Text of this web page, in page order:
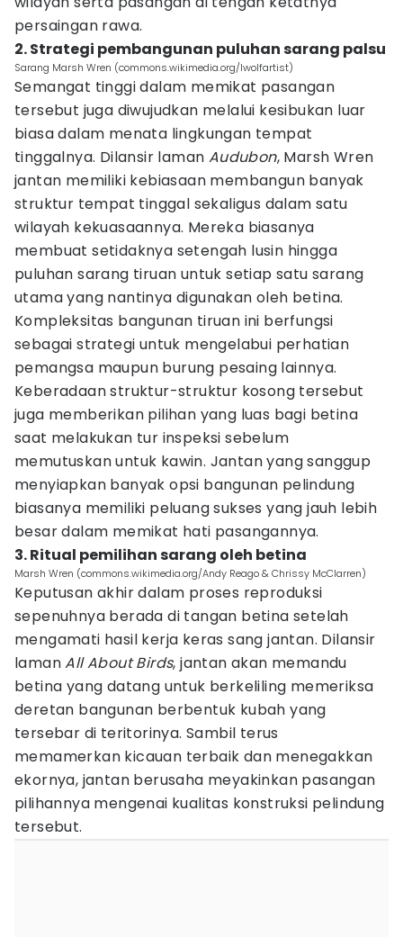
persaingan rawa.
2. Strategi pembangunan puluhan sarang palsu
Sarang Marsh Wren (commons.wikimedia.org/lwolfartist)
Semangat tinggi dalam memikat pasangan
tersebut juga diwujudkan melalui kesibukan luar
biasa dalam menata lingkungan tempat
tinggalnya. Dilansir laman Audubon, Marsh Wren
jantan memiliki kebiasaan membangun banyak
struktur tempat tinggal sekaligus dalam satu
wilayah kekuasaannya. Mereka biasanya
membuat setidaknya setengah lusin hingga
puluhan sarang tiruan untuk setiap satu sarang
utama yang nantinya digunakan oleh betina.
Kompleksitas bangunan tiruan ini berfungsi
sebagai strategi untuk mengelabui perhatian
pemangsa maupun burung pesaing lainnya.
Keberadaan struktur-struktur kosong tersebut
juga memberikan pilihan yang luas bagi betina
saat melakukan tur inspeksi sebelum
memutuskan untuk kawin. Jantan yang sanggup
menyiapkan banyak opsi bangunan pelindung
biasanya memiliki peluang sukses yang jauh lebih
besar dalam memikat hati pasangannya.
3. Ritual pemilihan sarang oleh betina
Marsh Wren (commons.wikimedia.org/Andy Reago & Chrissy McClarren)
Keputusan akhir dalam proses reproduksi
sepenuhnya berada di tangan betina setelah
mengamati hasil kerja keras sang jantan. Dilansir
lamanAll About Birds, jantan akan memandu
betina yang datang untuk berkeliling memeriksa
deretan bangunan berbentuk kubah yang
tersebar di teritorinya. Sambil terus
memamerkan kicauan terbaik dan menegakkan
ekornya, jantan berusaha meyakinkan pasangan
pilihannya mengenai kualitas konstruksi pelindung
tersebut.